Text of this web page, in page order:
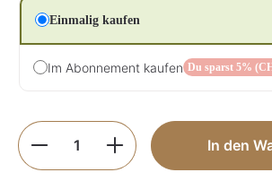
Einmalig kaufen
Im Abonnement kaufen Du sparst 5%
Produkt Anzahl: Gib den
In den